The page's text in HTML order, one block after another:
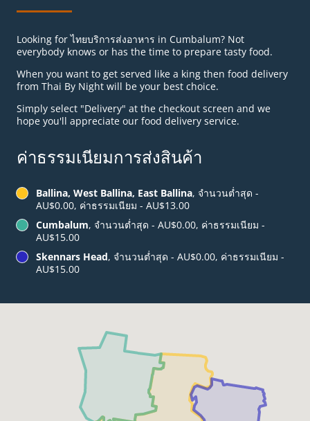
Looking for ไทยบริการส่งอาหาร in Cumbalum? Not
everybody knows or has the time to prepare tasty food.
When you want to get served like a king then food delivery
from Thai By Night will be your best choice.
Simply select "Delivery" at the checkout screen and we
hope you'll appreciate our food delivery service.
ค่าธรรมเนียมการส่งสินค้า
Ballina, West Ballina, East Ballina, จำนวนต่ำสุด -
AU$0.00, ค่าธรรมเนียม - AU$13.00
Cumbalum, จำนวนต่ำสุด - AU$0.00, ค่าธรรมเนียม -
AU$15.00
Skennars Head, จำนวนต่ำสุด - AU$0.00, ค่าธรรมเนียม -
AU$15.00